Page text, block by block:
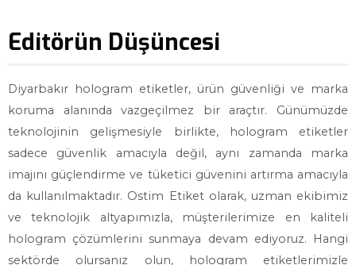
Editörün Düşüncesi
Diyarbakır hologram etiketler, ürün güvenliği ve marka
koruma alanında vazgeçilmez bir araçtır. Günümüzde
teknolojinin gelişmesiyle birlikte, hologram etiketler
sadece güvenlik amacıyla değil, aynı zamanda marka
imajını güçlendirme ve tüketici güvenini artırma amacıyla
da kullanılmaktadır. Ostim Etiket olarak, uzman ekibimiz
ve teknolojik altyapımızla, müşterilerimize en kaliteli
hologram çözümlerini sunmaya devam ediyoruz. Hangi
sektörde olursanız olun, hologram etiketlerimizle